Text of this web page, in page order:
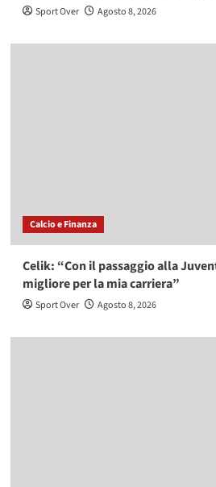
Sport Over Agosto 8, 2026
Calcio e Finanza
Celik: “Con il passaggio alla
migliore per la mia carriera”
Sport Over Agosto 8, 2026